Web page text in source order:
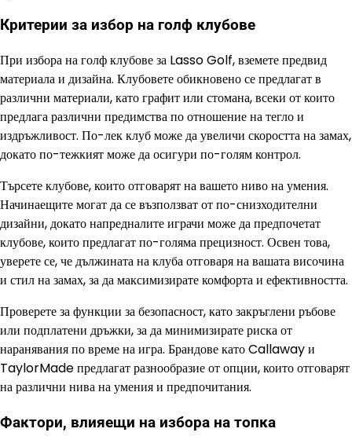
Критерии за избор на голф клубове
При избора на голф клубове за Lasso Golf, вземете предвид
материала и дизайна. Клубовете обикновено се предлагат в
различни материали, като графит или стомана, всеки от които
предлага различни предимства по отношение на тегло и
издръжливост. По-лек клуб може да увеличи скоростта на замах,
докато по-тежкият може да осигури по-голям контрол.
Търсете клубове, които отговарят на вашето ниво на умения.
Начинаещите могат да се възползват от по-снизходителни
дизайни, докато напредналите играчи може да предпочетат
клубове, които предлагат по-голяма прецизност. Освен това,
уверете се, че дължината на клуба отговаря на вашата височина
и стил на замах, за да максимизирате комфорта и ефективността.
Проверете за функции за безопасност, като закръглени ръбове
или подплатени дръжки, за да минимизирате риска от
наранявания по време на игра. Брандове като Callaway и
TaylorMade предлагат разнообразие от опции, които отговарят
на различни нива на умения и предпочитания.
Фактори, влияещи на избора на топка